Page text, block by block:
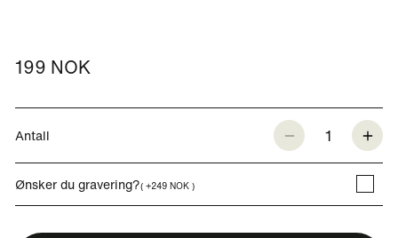
199 NOK
Antall 1
Ønsker du gravering?( +249 NOK )